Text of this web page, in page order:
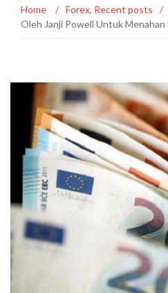
Home / Forex, Recent posts /
Oleh Janji Powell Untuk Menahan